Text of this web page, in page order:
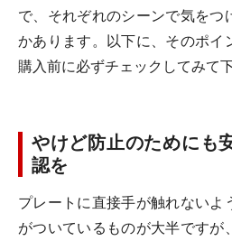
で、それぞれのシーンで気をつ
かあります。以下に、そのポイ
購入前に必ずチェックしてみて下
やけど防止のためにも
認を
プレートに直接手が触れないよ
がついているものが大半ですが